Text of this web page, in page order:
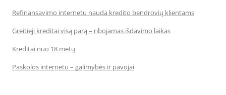
Refinansavimo internetu nauda kredito bendrovių klientams
Greitieji kreditai visą parą – ribojamas išdavimo laikas
Kreditai nuo 18 metų
Paskolos internetu – galimybės ir pavojai